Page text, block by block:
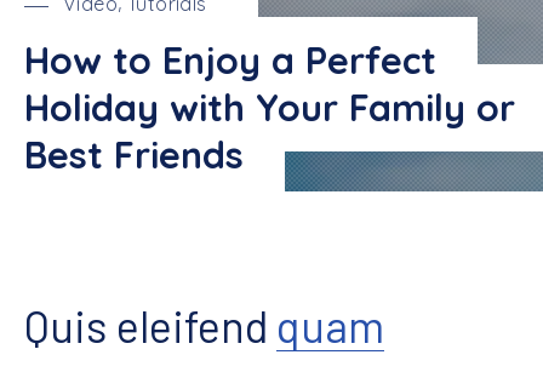
How to Enjoy a Perfect
Holiday with Your Family or
Best Friends
Quis eleifend quam